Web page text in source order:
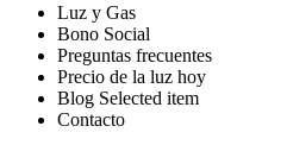
Luz y Gas
Bono Social
Preguntas frecuentes
Precio de la luz hoy
Blog Selected item
Contacto